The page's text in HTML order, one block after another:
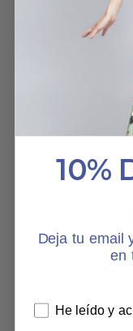
10%
Deja tu email
en
He leído y